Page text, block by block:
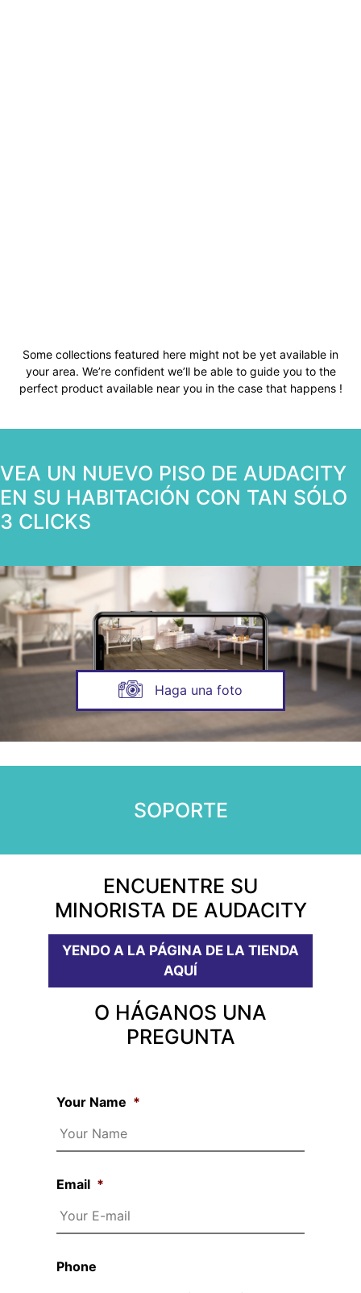
Some collections featured here might not be yet available in
your area. We’re confident we’ll be able to guide you to the
perfect product available near you in the case that happens !
VEA UN NUEVO PISO DE AUDACITY
EN SU HABITACIÓN CON TAN SÓLO
3 CLICKS
Haga una foto
SOPORTE
ENCUENTRE SU
MINORISTA DE AUDACITY
YENDO A LA PÁGINA DE LA TIENDA
AQUÍ
O HÁGANOS UNA
PREGUNTA
Your Name *
Email *
Phone